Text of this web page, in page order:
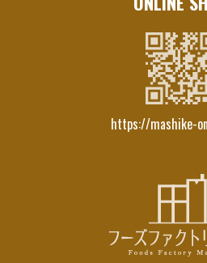
https://mashike-